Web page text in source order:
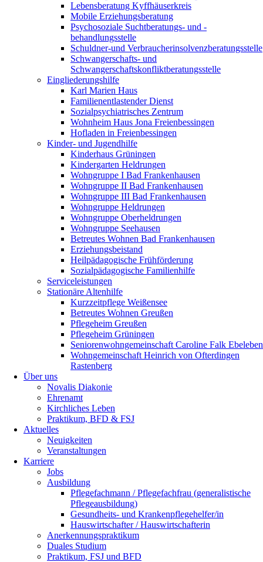
Lebensberatung Kyffhäuserkreis
Mobile Erziehungsberatung
Psychosoziale Suchtberatungs- und -
behandlungsstelle
Schuldner-und Verbraucherinsolvenzberatungsstelle
Schwangerschafts- und
Schwangerschaftskonfliktberatungsstelle
Eingliederungshilfe
Karl Marien Haus
Familienentlastender Dienst
Sozialpsychiatrisches Zentrum
Wohnheim Haus Jona Freienbessingen
Hofladen in Freienbessingen
Kinder- und Jugendhilfe
Kinderhaus Grüningen
Kindergarten Heldrungen
Wohngruppe I Bad Frankenhausen
Wohngruppe II Bad Frankenhausen
Wohngruppe III Bad Frankenhausen
Wohngruppe Heldrungen
Wohngruppe Oberheldrungen
Wohngruppe Seehausen
Betreutes Wohnen Bad Frankenhausen
Erziehungsbeistand
Heilpädagogische Frühförderung
Sozialpädagogische Familienhilfe
Serviceleistungen
Stationäre Altenhilfe
Kurzzeitpflege Weißensee
Betreutes Wohnen Greußen
Pflegeheim Greußen
Pflegeheim Grüningen
Seniorenwohngemeinschaft Caroline Falk Ebeleben
Wohngemeinschaft Heinrich von Ofterdingen
Rastenberg
Über uns
Novalis Diakonie
Ehrenamt
Kirchliches Leben
Praktikum, BFD & FSJ
Aktuelles
Neuigkeiten
Veranstaltungen
Karriere
Jobs
Ausbildung
Pflegefachmann / Pflegefachfrau (generalistische
Pflegeausbildung)
Gesundheits- und Krankenpflegehelfer/in
Hauswirtschafter / Hauswirtschafterin
Anerkennungspraktikum
Duales Studium
Praktikum, FSJ und BFD